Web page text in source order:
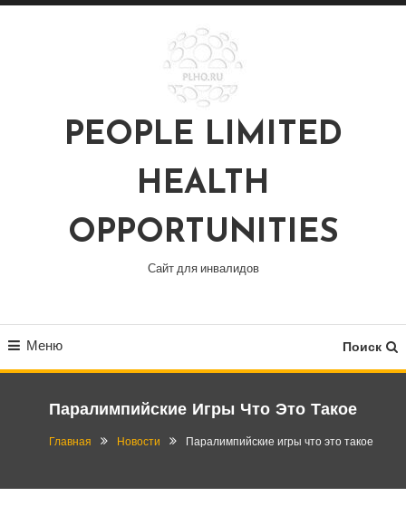
Перейти
PEOPLE LIMITED
HEALTH
OPPORTUNITIES
Сайт для инвалидов
Меню Поиск
Паралимпийские Игры Что Это Такое
Главная Новости Паралимпийские игры что это такое